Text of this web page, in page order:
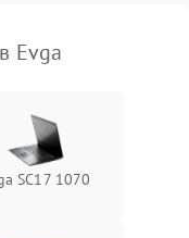
Подробнее →
Evga
SC17 1070